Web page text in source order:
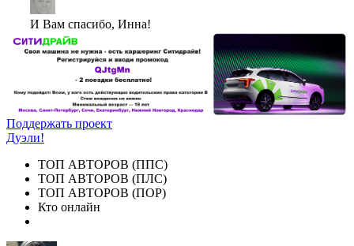
И Вам спасибо, Инна!
Поддержать проект
Дуэли!
ТОП АВТОРОВ (ППС)
ТОП АВТОРОВ (ПЛС)
ТОП АВТОРОВ (ПОР)
Кто онлайн